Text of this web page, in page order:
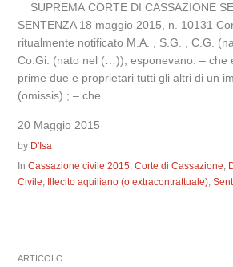
SUPREMA CORTE DI CASSAZIONE
SENTENZA 18 maggio 2015, n. 10131
ritualmente notificato M.A. , S.G. , C.G.
Co.Gi. (nato nel (…)), esponevano: – che
prime due e proprietari tutti gli altri di un
(omissis) ; – che...
20 Maggio 2015
by D'Isa
InCassazione civile 2015,Corte di Cassazione,
Civile, Illecito aquiliano (o extracontrattuale),
ARTICOLO